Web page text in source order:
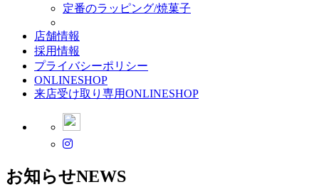
定番のラッピング/焼菓子
店舗情報
採用情報
プライバシーポリシー
ONLINESHOP
来店受け取り専用ONLINESHOP
お知らせNEWS